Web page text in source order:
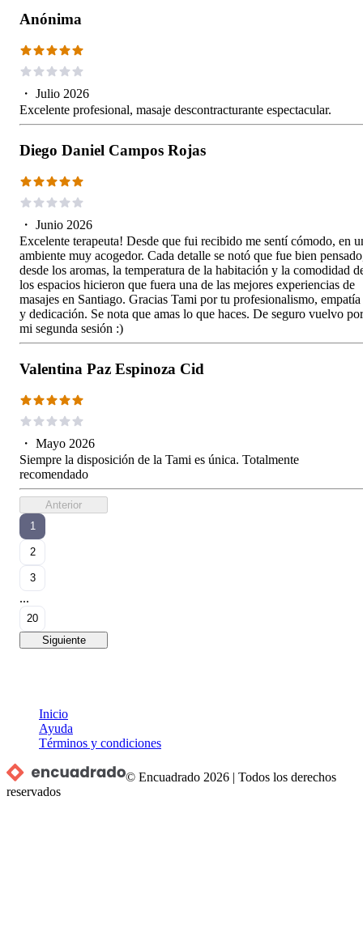
Anónima
・ Julio 2026
Excelente profesional, masaje descontracturante espectacular.
Diego Daniel Campos Rojas
・ Junio 2026
Excelente terapeuta! Desde que fui recibido me sentí cómodo, en
ambiente muy acogedor. Cada detalle se notó que fue bien
desde los aromas, la temperatura de la habitación y la comodidad
los espacios hicieron que fuera una de las mejores experiencias de
masajes en Santiago. Gracias Tami por tu profesionalismo, empatía
y dedicación. Se nota que amas lo que haces. De seguro vuelvo por
mi segunda sesión :)
Valentina Paz Espinoza Cid
・ Mayo 2026
Siempre la disposición de la Tami es única. Totalmente
recomendado
Anterior
1
2
3
...
20
Siguiente
Inicio
Ayuda
Términos y condiciones
© Encuadrado 2026 |Todos los derechos
reservados